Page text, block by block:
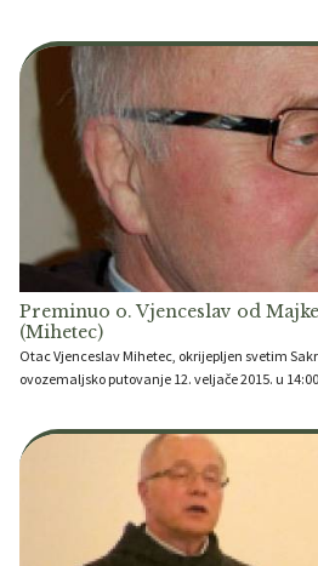
Preminuo o. Vjenceslav od
(Mihetec)
Otac Vjenceslav Mihetec, okrijepljen svetim
ovozemaljsko putovanje 12. veljače 2015. u